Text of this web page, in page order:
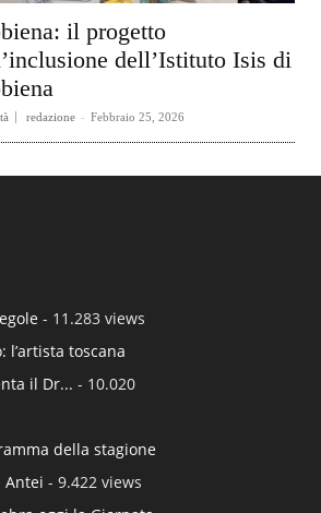
il progetto
dell’Istituto Isis di
redazione - Febbraio 25, 2026
- 11.283 views
l’artista toscana
il Dr... - 10.020
della stagione
Antei - 9.422 views